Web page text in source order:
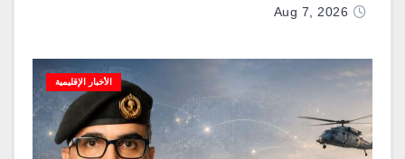
Aug 7, 2026
الأخبار الإقليمية